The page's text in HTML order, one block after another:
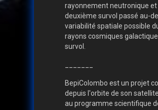
rayonnement neutronique et
deuxième survol passé au-
variabilité spatiale possible
rayons cosmiques
survol.
BepiColombo est un projet
depuis l'orbite de son
au programme scientifique